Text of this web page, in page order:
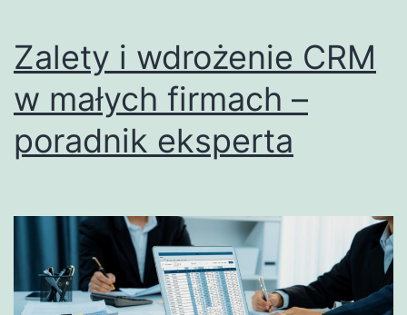
konstrukcji
Zalety i wdrożenie CRM
w małych firmach –
poradnik eksperta